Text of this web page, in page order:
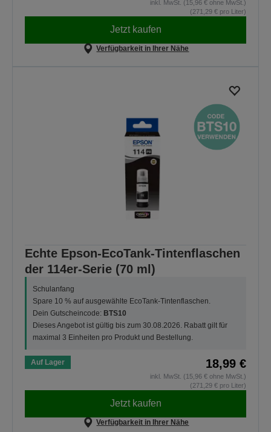
inkl. MwSt. (15,96 € ohne MwSt.)
(271,29 € pro Liter)
Jetzt kaufen
Verfügbarkeit in Ihrer Nähe
Echte Epson-EcoTank-Tintenflaschen
der 114er-Serie (70 ml)
Schulanfang
Spare 10 % auf ausgewählte EcoTank-Tintenflaschen.
Dein Gutscheincode: BTS10
Dieses Angebot ist gültig bis zum 30.08.2026. Rabatt gilt für
maximal 3 Einheiten pro Produkt und Bestellung.
Auf Lager 18,99 €
inkl. MwSt. (15,96 € ohne MwSt.)
(271,29 € pro Liter)
Jetzt kaufen
Verfügbarkeit in Ihrer Nähe